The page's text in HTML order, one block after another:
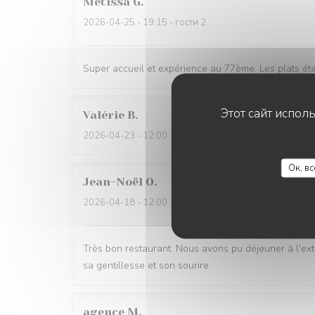
Этот сайт
Ок,
2026-04-25 - 19:15 - гости 2
Super accueil et expérience au 77ème. Les plats
Valérie B
2026-04-23 - 12:00 - гости 2
Jean-Noël O
2026-04-18 - 12:00 - гости 2
Très bon restaurant. Nous avons pu déjeuner à
sa gentillesse et son sourire
agence M